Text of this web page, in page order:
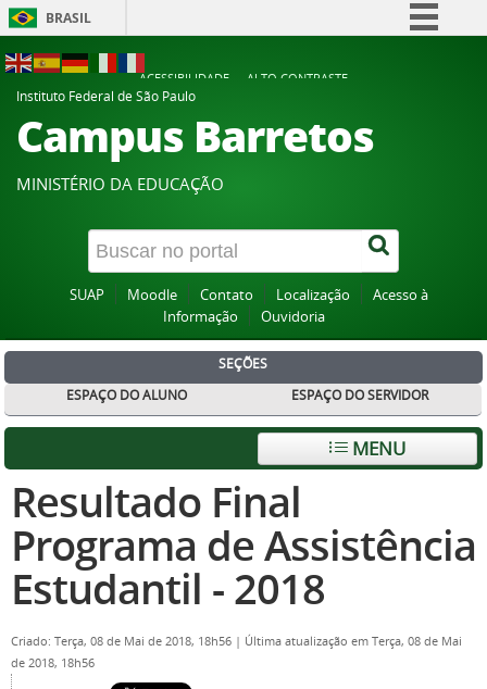
BRASIL
Participe
Acesso à informação
Canais
ACESSIBILIDADE
ALTO CONTRASTE
Instituto Federal de São Paulo
Campus Barretos
MINISTÉRIO DA EDUCAÇÃO
SUAP Moodle Contato Localização
Acesso à
Informação
Ouvidoria
SEÇÕES
ESPAÇO DO ALUNO
ESPAÇO DO SERVIDOR
MENU
Resultado Final
Programa de Assistência
Estudantil - 2018
Criado: Terça, 08 de Mai de 2018, 18h56 | Última atualização em Terça, 08 de Mai
de 2018, 18h56